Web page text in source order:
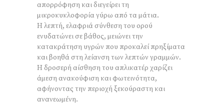
απορρόφηση και διεγείρει τη
μικροκυκλοφορία γύρω από τα μάτια.
Η λεπτή, ελαφριά σύνθεση του ορού
ενυδατώνει σε βάθος, μειώνει την
κατακράτηση υγρών που προκαλεί πρηξίματα
και βοηθά στη λείανση των λεπτών γραμμών.
Η δροσερή αίσθηση του απλικατέρ χαρίζει
άμεση ανακούφιση και φωτεινότητα,
αφήνοντας την περιοχή ξεκούραστη και
ανανεωμένη.